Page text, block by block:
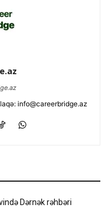
info@careerbridge.az
Dərnək rəhbəri